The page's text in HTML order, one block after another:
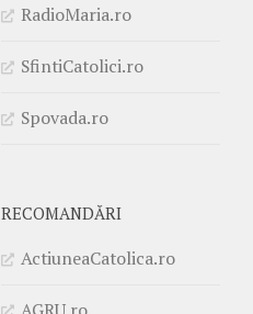
RadioMaria.ro
SfintiCatolici.ro
Spovada.ro
RECOMANDĂRI
ActiuneaCatolica.ro